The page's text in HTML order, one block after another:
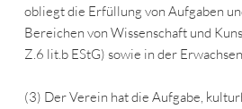
obliegt die Erfüllung von Aufgaben
Bereichen von Wissenschaft und
Z.6 lit.b EStG) sowie in der
(3) Der Verein hat die Aufgabe,